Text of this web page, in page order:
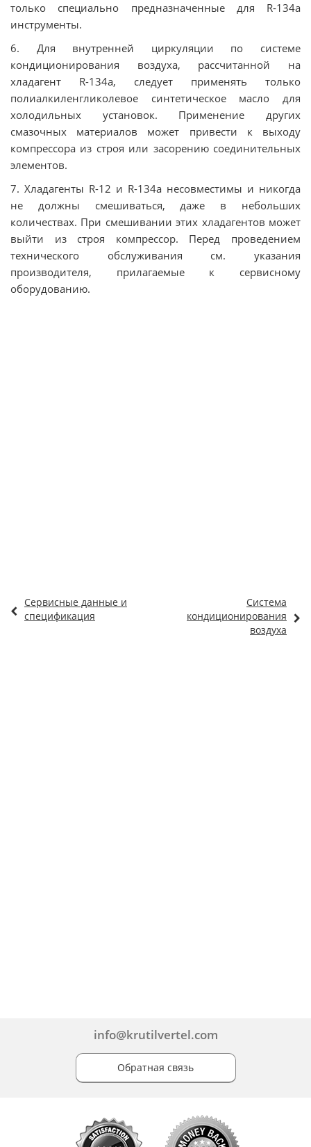
только специально предназначенные для R-134a
инструменты.
6. Для внутренней циркуляции по системе
кондиционирования воздуха, рассчитанной на
хладагент R-134a, следует применять только
полиалкиленгликолевое синтетическое масло для
холодильных установок. Применение других
смазочных материалов может привести к выходу
компрессора из строя или засорению соединительных
элементов.
7. Хладагенты R-12 и R-134a несовместимы и никогда
не должны смешиваться, даже в небольших
количествах. При смешивании этих хладагентов может
выйти из строя компрессор. Перед проведением
технического обслуживания см. указания
производителя, прилагаемые к сервисному
оборудованию.
Сервисные данные и
спецификация
Система
кондиционирования
воздуха
info@krutilvertel.com
Обратная связь